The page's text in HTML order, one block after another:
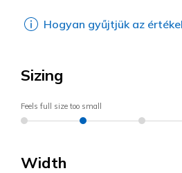
Hogyan gyűjtjük az
Sizing
Feels full size too small
Width